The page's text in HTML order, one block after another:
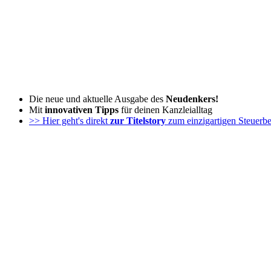
Die neue und aktuelle Ausgabe des Neudenkers!
Mit innovativen Tipps für deinen Kanzleialltag
>> Hier geht's direkt zur Titelstory zum einzigartigen